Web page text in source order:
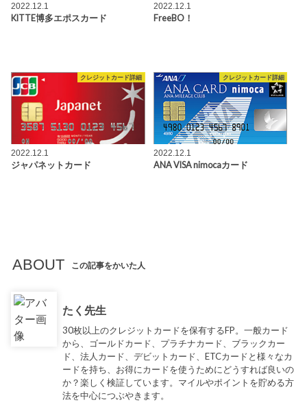
2022.12.1
KITTE博多エポスカード
2022.12.1
FreeBO！
クレジットカード詳細
2022.12.1
ジャパネットカード
クレジットカード詳細
2022.12.1
ANA VISA nimocaカード
ABOUT この記事をかいた人
たく先生
30枚以上のクレジットカードを保有するFP。一般カード
から、ゴールドカード、プラチナカード、ブラックカー
ド、法人カード、デビットカード、ETCカードと様々なカ
ードを持ち、お得にカードを使うためにどうすれば良いの
か？楽しく検証しています。マイルやポイントを貯める方
法を中心につぶやきます。